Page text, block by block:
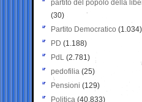
partito del popolo della
(30)
Partito Democratico (1.034)
PD (1.188)
PdL (2.781)
pedofilia (25)
Pensioni (129)
Politica (40.833)